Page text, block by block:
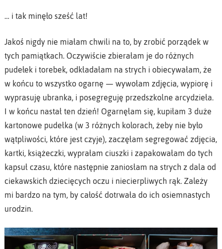
… i tak minęło sześć lat!
Jakoś nigdy nie miałam chwili na to, by zrobić porządek w
tych pamiątkach. Oczywiście zbierałam je do różnych
pudełek i torebek, odkładałam na strych i obiecywałam, że
w końcu to wszystko ogarnę — wywołam zdjęcia, wypiorę i
wyprasuję ubranka, i posegreguję przedszkolne arcydzieła.
I w końcu nastał ten dzień! Ogarnęłam się, kupiłam 3 duże
kartonowe pudełka (w 3 różnych kolorach, żeby nie było
wątpliwości, które jest czyje), zaczęłam segregować zdjęcia,
kartki, książeczki, wyprałam ciuszki i zapakowałam do tych
kapsuł czasu, które następnie zaniosłam na strych z dala od
ciekawskich dziecięcych oczu i niecierpliwych rąk. Zależy
mi bardzo na tym, by całość dotrwała do ich osiemnastych
urodzin.